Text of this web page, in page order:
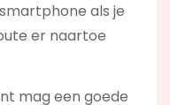
als je
er naartoe
mag een goede